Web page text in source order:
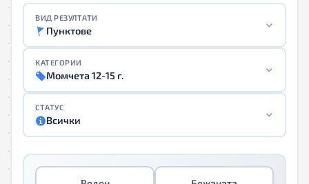
ВИД РЕЗУЛТАТИ
Пунктове
КАТЕГОРИИ
Момчета 12-15 г.
СТАТУС
Всички